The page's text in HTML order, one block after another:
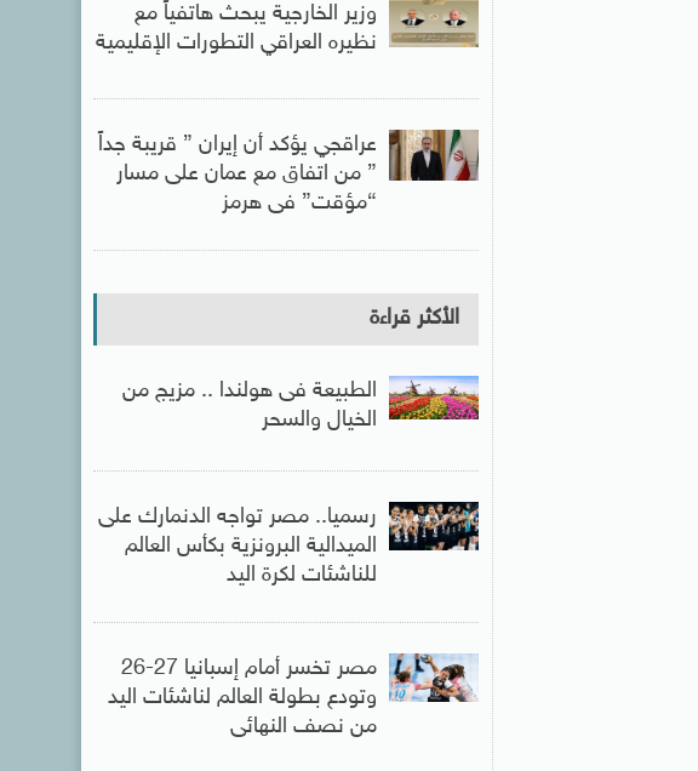
وزير الخارجية يبحث هاتفياً مع
نظيره العراقي التطورات الإقليمية
عراقجي يؤكد أن إيران ” قريبة جداً
” من اتفاق مع عمان على مسار
“مؤقت” فى هرمز
الأكثر قراءة
الطبيعة فى هولندا .. مزيج من
الخيال والسحر
رسميا.. مصر تواجه الدنمارك على
الميدالية البرونزية بكأس العالم
للناشئات لكرة اليد
مصر تخسر أمام إسبانيا 27-26
وتودع بطولة العالم لناشئات اليد
من نصف النهائى